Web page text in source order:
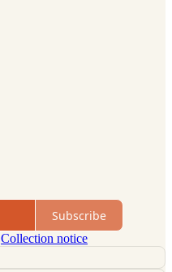
Subscribe
Collection notice